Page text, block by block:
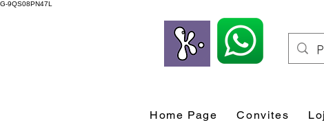
G-9QS08PN47L
Home Page Convites